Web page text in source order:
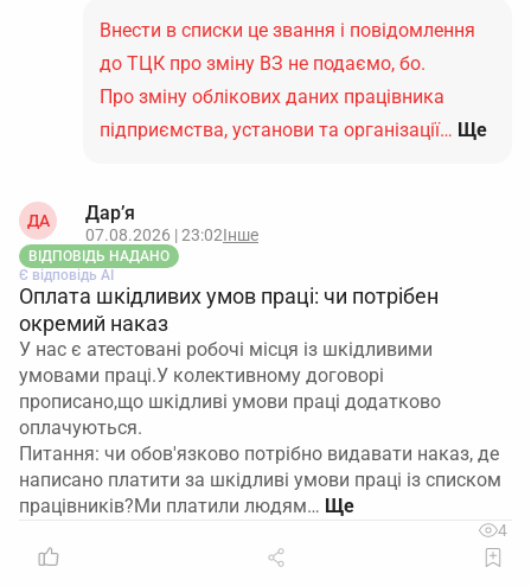
Внести в списки це звання і повідомлення
до ТЦК про зміну ВЗ не подаємо, бо.
Про зміну облікових даних працівника
підприємства, установи та організації… Ще
ДА Дар’я
07.08.2026 | 23:02Інше
ВІДПОВІДЬ НАДАНО
Є відповідь АІ
Оплата шкідливих умов праці: чи потрібен
окремий наказ
У нас є атестовані робочі місця із шкідливими
умовами праці.У колективному договорі
прописано,що шкідливі умови праці додатково
оплачуються.
Питання: чи обов'язково потрібно видавати наказ, де
написано платити за шкідливі умови праці із списком
працівників?Ми платили людям…
4